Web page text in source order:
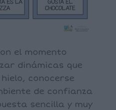
el momento
dinámicas que
conocerse
de confianza
sencilla y muy